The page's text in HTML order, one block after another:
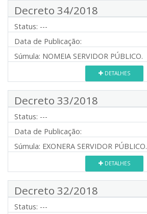
Decreto 34/2018
Status: ---
Data de Publicação:
Súmula: NOMEIA SERVIDOR PÚBLICO.
DETALHES
Decreto 33/2018
Status: ---
Data de Publicação:
Súmula: EXONERA SERVIDOR PÚBLICO.
DETALHES
Decreto 32/2018
Status: ---